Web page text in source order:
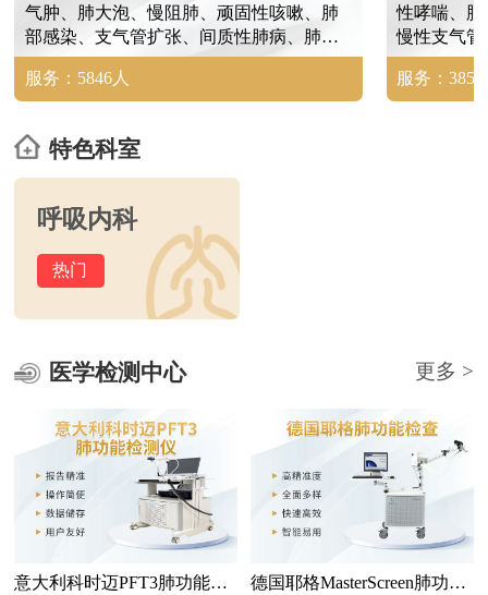
气肿、肺大泡、慢阻肺、顽固性咳嗽、肺
部感染、支气管扩张、间质性肺病、肺间
质纤维化、尘肺、矽肺、肺结节等。
服务：5846人
性哮喘、
慢性支气
病、肺炎
尘肺、矽
服务：3854
特色科室
呼吸内科
热门
医学检测中心 更多 >
意大利科时迈PFT3肺功能检
德国耶格MasterScreen肺功能